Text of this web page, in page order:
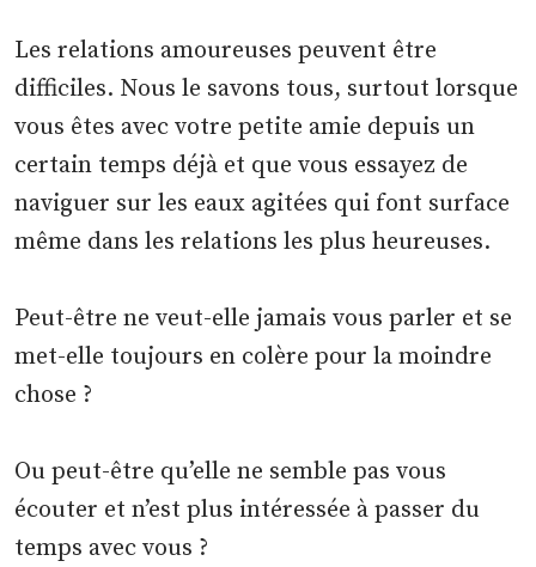
Les relations amoureuses peuvent être
difficiles. Nous le savons tous, surtout lorsque
vous êtes avec votre petite amie depuis un
certain temps déjà et que vous essayez de
naviguer sur les eaux agitées qui font surface
même dans les relations les plus heureuses.
Peut-être ne veut-elle jamais vous parler et se
met-elle toujours en colère pour la moindre
chose ?
Ou peut-être qu’elle ne semble pas vous
écouter et n’est plus intéressée à passer du
temps avec vous ?